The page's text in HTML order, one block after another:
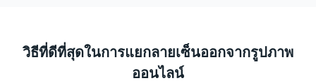
วิธีที่ดีที่สุดในการแยกลายเซ็นออกจากรูปภาพ
ออนไลน์